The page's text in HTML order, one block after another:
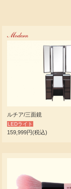
ルチア/三面鏡
LEDライト
159,999円(税込)